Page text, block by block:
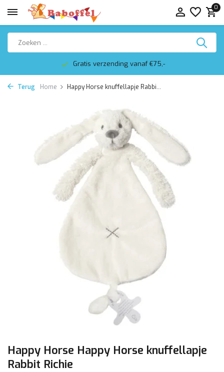
0
Gratis verzending vanaf €75,-
Terug Home Happy Horse knuffellapje Rabbi...
Happy Horse Happy Horse knuffellapje
Rabbit Richie